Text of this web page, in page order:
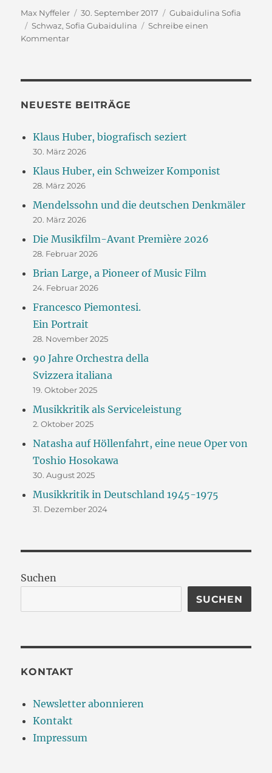
Autor
Max Nyffeler
Veröffentlicht
am
30. September 2017 Kategorien
Gubaidulina Sofia
Schlagwörter
Schwaz,Sofia Gubaidulina
Schreibe einen
Kommentarzu
Sofia
NEUESTE BEITRÄGE
Klaus Huber, biografisch seziert
30. März 2026
Klaus Huber, ein Schweizer Komponist
28. März 2026
Mendelssohn und die deutschen Denkmäler
20. März 2026
Die Musikfilm-Avant Première 2026
28. Februar 2026
Brian Large, a Pioneer of Music Film
24. Februar 2026
Francesco Piemontesi.
Ein Portrait
28. November 2025
90 Jahre Orchestra della
Svizzera italiana
19. Oktober 2025
Musikkritik als Serviceleistung
2. Oktober 2025
Natasha auf Höllenfahrt, eine neue Oper von
Toshio Hosokawa
30. August 2025
Musikkritik in Deutschland 1945-1975
31. Dezember 2024
Suchen
SUCHEN
KONTAKT
Newsletter abonnieren
Kontakt
Impressum